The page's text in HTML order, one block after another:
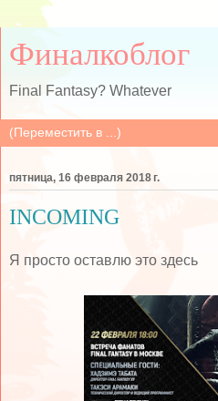
Финалкоблог
Final Fantasy? Whatever
пятница, 16 февраля 2018 г.
INCOMING
Я просто оставлю это здесь